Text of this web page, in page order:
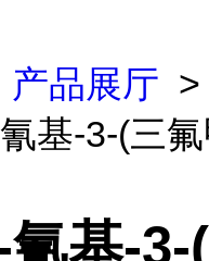
产品展厅 >
基-3-(三
基-3-